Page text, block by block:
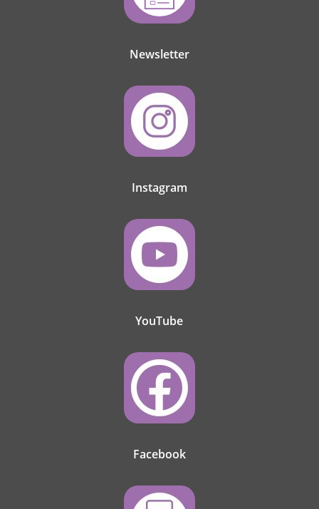
Newsletter
Instagram
YouTube
Facebook